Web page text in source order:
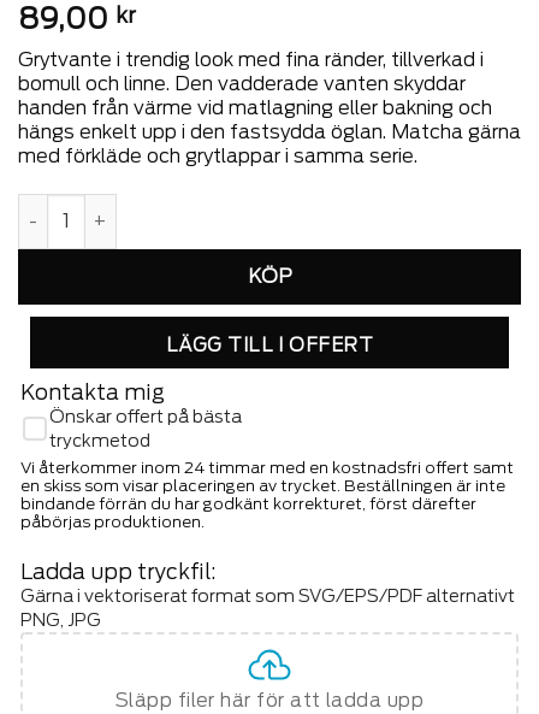
89,00 kr
Grytvante i trendig look med fina ränder, tillverkad i
bomull och linne. Den vadderade vanten skyddar
handen från värme vid matlagning eller bakning och
hängs enkelt upp i den fastsydda öglan. Matcha gärna
med förkläde och grytlappar i samma serie.
Kontakta mig
Önskar offert på bästa
tryckmetod
Vi återkommer inom 24 timmar med en kostnadsfri offert samt
en skiss som visar placeringen av trycket. Beställningen är inte
bindande förrän du har godkänt korrekturet, först därefter
påbörjas produktionen.
Ladda upp tryckfil:
Gärna i vektoriserat format som SVG/EPS/PDF alternativt
PNG, JPG
Släpp filer här för att ladda upp
LÄGG TILL I OFFERT